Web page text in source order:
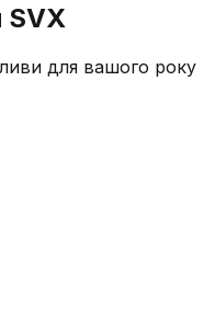
SVX
для вашого року